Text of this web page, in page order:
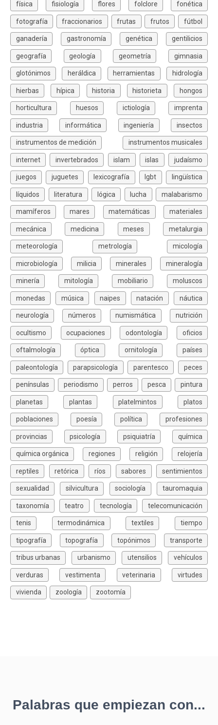
física fisiología flores folclore fonética
fotografía fraccionarios frutas frutos fútbol
ganadería gastronomía genética gentilicios
geografía geología geometría gimnasia
glotónimos heráldica herramientas hidrología
hierbas hípica historia historieta hongos
horticultura huesos ictiología imprenta
industria informática ingeniería insectos
instrumentos de medición instrumentos musicales
internet invertebrados islam islas judaísmo
juegos juguetes lexicografía lgbt lingüística
líquidos literatura lógica lucha malabarismo
mamíferos mares matemáticas materiales
mecánica medicina meses metalurgia
meteorología metrología micología
microbiología milicia minerales mineralogía
minería mitología mobiliario moluscos
monedas música naipes natación náutica
neurología números numismática nutrición
ocultismo ocupaciones odontología oficios
oftalmología óptica ornitología países
paleontología parapsicología parentesco peces
penínsulas periodismo perros pesca pintura
planetas plantas platelmintos platos
poblaciones poesía política profesiones
provincias psicología psiquiatría química
química orgánica regiones religión relojería
reptiles retórica ríos sabores sentimientos
sexualidad silvicultura sociología tauromaquia
taxonomía teatro tecnología telecomunicación
tenis termodinámica textiles tiempo
tipografía topografía topónimos transporte
tribus urbanas urbanismo utensilios vehículos
verduras vestimenta veterinaria virtudes
vivienda zoología zootomía
Palabras que empiezan con...